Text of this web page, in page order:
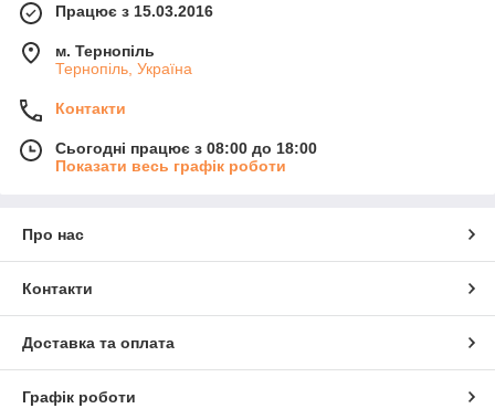
Працює з 15.03.2016
м. Тернопіль
Тернопіль, Україна
Контакти
Сьогодні працює з 08:00 до 18:00
Показати весь графік роботи
Про нас
Контакти
Доставка та оплата
Графік роботи